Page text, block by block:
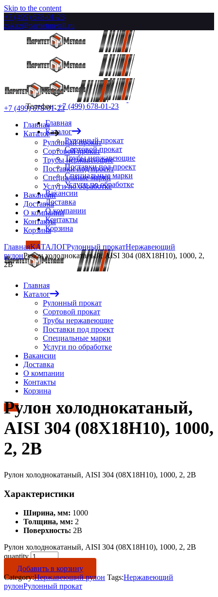
Skip to the content
+7 (499) 678-01-23
zakaz@paritetmetall.ru
Телефон:+7 (499) 678-01-23
Главная
Каталог
Рулонный прокат
Сортовой прокат
Трубы нержавеющие
Поставки под проект
Специальные марки
Услуги по обработке
Вакансии
Доставка
О компании
Контакты
Корзина
Главная
Каталог
Рулонный прокат
Сортовой прокат
Трубы нержавеющие
Поставки под проект
Специальные марки
Услуги по обработке
Вакансии
Доставка
О компании
Контакты
Корзина
+7 (499) 678-01-23
Главная
Каталог
Рулонный прокат
Сортовой прокат
Трубы нержавеющие
Поставки под проект
Специальные марки
Услуги по обработке
Вакансии
Доставка
О компании
Контакты
Корзина
ГлавнаяКАТАЛОГРулонный прокатНержавеющий
рулонРулон холоднокатаный, AISI 304 (08Х18Н10), 1000, 2,
2B
Рулон холоднокатаный,
AISI 304 (08Х18Н10), 1000,
2, 2B
Рулон холоднокатаный, AISI 304 (08Х18Н10), 1000, 2, 2B
Характеристики
Ширина, мм: 1000
Толщина, мм: 2
Поверхность: 2B
Рулон холоднокатаный, AISI 304 (08Х18Н10), 1000, 2, 2B
quantity
Добавить в корзину
Category:Нержавеющий рулон Tags:Нержавеющий
рулонРулонный прокат